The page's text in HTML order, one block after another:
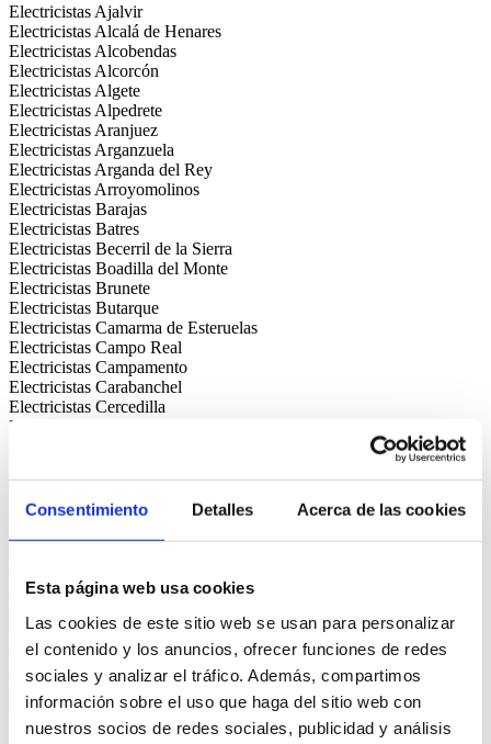
Consentimiento Detalles Acerca de las cookies
Esta página web usa cookies
Las cookies de este sitio web se usan para personalizar
el contenido y los anuncios, ofrecer funciones de redes
sociales y analizar el tráfico. Además, compartimos
información sobre el uso que haga del sitio web con
nuestros socios de redes sociales, publicidad y análisis
Electricistas Ajalvir
Electricistas Alcalá de Henares
Electricistas Alcobendas
Electricistas Alcorcón
Electricistas Algete
Electricistas Alpedrete
Electricistas Aranjuez
Electricistas Arganzuela
Electricistas Arganda del Rey
Electricistas Arroyomolinos
Electricistas Barajas
Electricistas Batres
Electricistas Becerril de la Sierra
Electricistas Boadilla del Monte
Electricistas Brunete
Electricistas Butarque
Electricistas Camarma de Esteruelas
Electricistas Campo Real
Electricistas Campamento
Electricistas Carabanchel
Electricistas Cercedilla
Electricistas Chamberí
Electricistas Ciempozuelos
Electricistas Ciudad Lineal
Electricistas Collado Mediano
Electricistas Colmenar de Oreja
Electricistas Colmenarejo
Electricistas Comillas
Electricistas Coslada
Electricistas Cubas de la Sagra
Electricistas Cuatro Vientos
Electricistas Daganzo de Arriba